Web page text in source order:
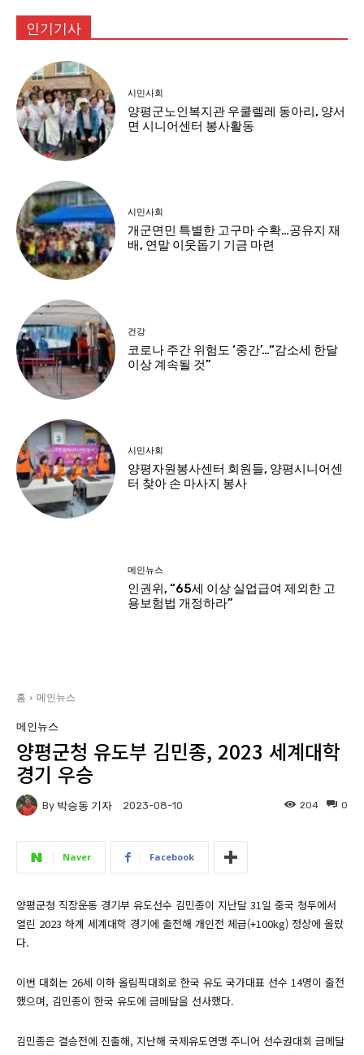
인기기사
시민사회
양평군노인복지관 우쿨렐레 동아리, 양서
면 시니어센터 봉사활동
시민사회
개군면민 특별한 고구마 수확…공유지 재
배, 연말 이웃돕기 기금 마련
건강
코로나 주간 위험도 ‘중간’…“감소세 한달
이상 계속될 것”
시민사회
양평자원봉사센터 회원들, 양평시니어센
터 찾아 손 마사지 봉사
메인뉴스
인권위, “65세 이상 실업급여 제외한 고
용보험법 개정하라”